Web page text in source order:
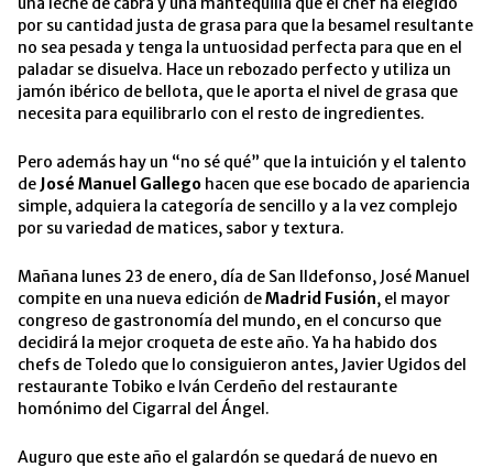
por su cantidad justa de grasa para que la besamel resultante
no sea pesada y tenga la untuosidad perfecta para que en el
paladar se disuelva. Hace un rebozado perfecto y utiliza un
jamón ibérico de bellota, que le aporta el nivel de grasa que
necesita para equilibrarlo con el resto de ingredientes.
Pero además hay un “no sé qué” que la intuición y el talento
de José Manuel Gallego hacen que ese bocado de apariencia
simple, adquiera la categoría de sencillo y a la vez complejo
por su variedad de matices, sabor y textura.
Mañana lunes 23 de enero, día de San Ildefonso, José Manuel
compite en una nueva edición deMadrid Fusión, el mayor
congreso de gastronomía del mundo, en el concurso que
decidirá la mejor croqueta de este año. Ya ha habido dos
chefs de Toledo que lo consiguieron antes, Javier Ugidos del
restaurante Tobiko e Iván Cerdeño del restaurante
homónimo del Cigarral del Ángel.
Auguro que este año el galardón se quedará de nuevo en